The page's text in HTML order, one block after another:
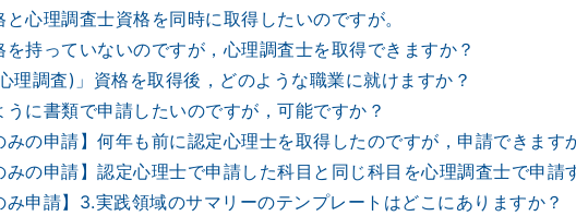
心理調査士資格を同時に取得したいのですが。
持っていないのですが，心理調査士を取得できますか？
理調査)」資格を取得後，どのような職業に就けますか？
に書類で申請したいのですが，可能ですか？
みの申請】何年も前に認定心理士を取得したのですが，申請できます
みの申請】認定心理士で申請した科目と同じ科目を心理調査士で申請
み申請】3.実践領域のサマリーのテンプレートはどこにありますか？